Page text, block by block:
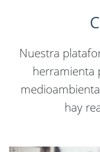
Idioma:
Nuestra
herramienta
hay